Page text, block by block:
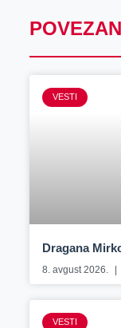
VESTI
Dragana
8. avgust 2026.
VESTI